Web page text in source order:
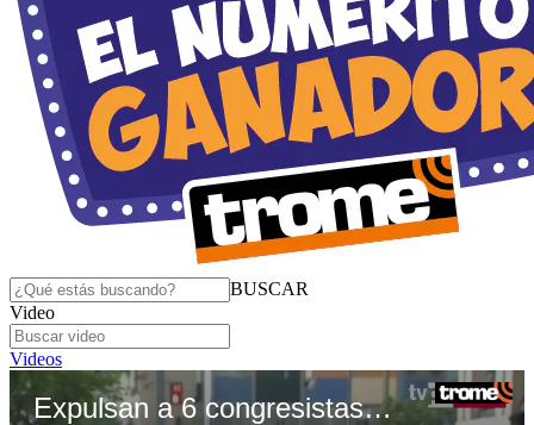
BUSCAR
Video
Videos
Expulsan a 6 congresistas de AP